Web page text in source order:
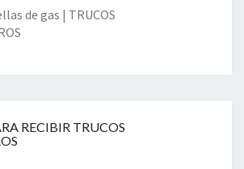
de gas | TRUCOS
RECIBIR TRUCOS